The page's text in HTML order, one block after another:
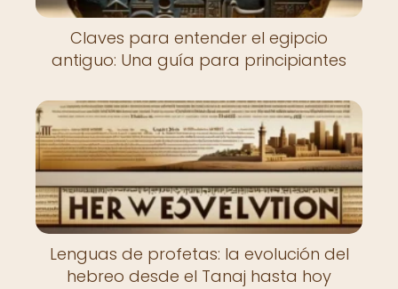
Claves para entender el egipcio
antiguo: Una guía para principiantes
Lenguas de profetas: la evolución del
hebreo desde el Tanaj hasta hoy